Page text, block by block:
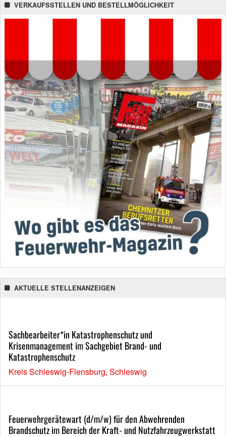
VERKAUFSSTELLEN UND BESTELLMÖGLICHKEIT
AKTUELLE STELLENANZEIGEN
Sachbearbeiter*in Katastrophenschutz und
Krisenmanagement im Sachgebiet Brand- und
Katastrophenschutz
Kreis Schleswig-Flensburg, Schleswig
Feuerwehrgerätewart (d/m/w) für den Abwehrenden
Brandschutz im Bereich der Kraft- und Nutzfahrzeugwerkstatt